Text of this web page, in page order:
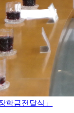
학금전달식」